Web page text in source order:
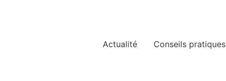
Actualité
Conseils pratiques